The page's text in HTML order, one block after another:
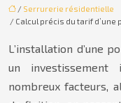
/ Serrurerie résidentielle
/ Calcul précis du tarif d’une
L’installation d’une
un
nombreux facteurs,